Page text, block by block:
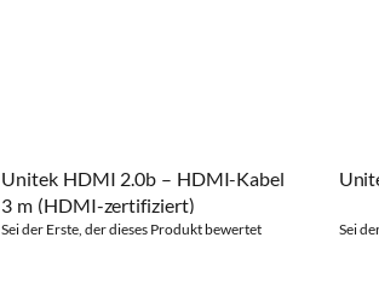
Unitek HDMI 2.0b – HDMI-Kabel
3 m (HDMI-zertifiziert)
Sei der Erste, der dieses Produkt bewertet Sei